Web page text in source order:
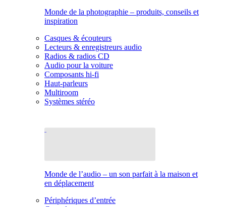
Monde de la photographie – produits, conseils et
inspiration
Casques & écouteurs
Lecteurs & enregistreurs audio
Radios & radios CD
Audio pour la voiture
Composants hi-fi
Haut-parleurs
Multiroom
Systèmes stéréo
Monde de l’audio – un son parfait à la maison et
en déplacement
Périphériques d’entrée